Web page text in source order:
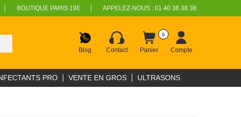
BOUTIQUE PARIS 19E APPELEZ-NOUS : 01 40 38 38 38
Blog Contact Panier
0
Compte
PRO VENTE EN GROS ULTRASONS